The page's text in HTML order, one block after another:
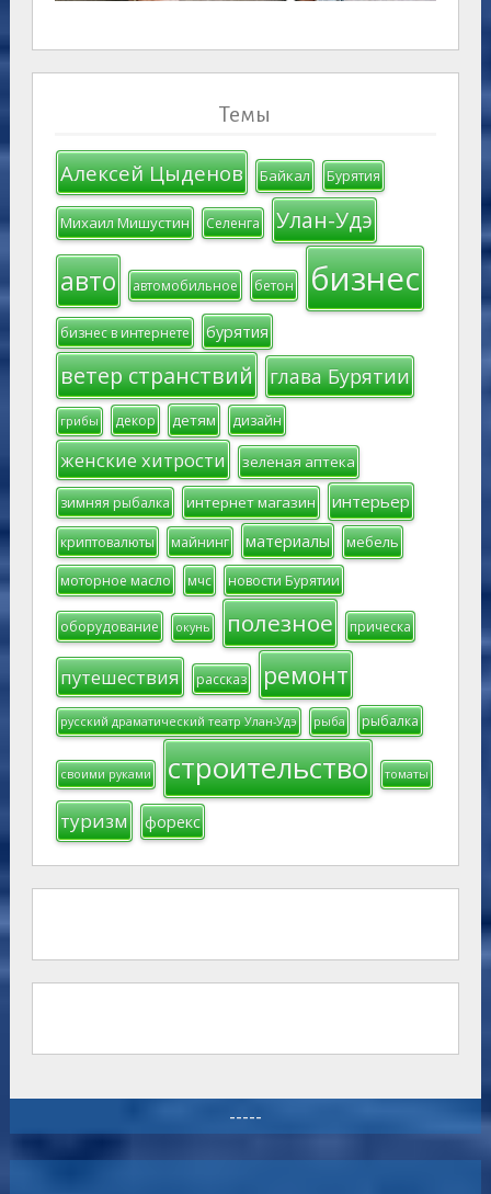
Темы
Алексей Цыденов Байкал Бурятия
Михаил Мишустин Селенга Улан-Удэ
авто автомобильное бетон бизнес
бизнес в интернете бурятия
ветер странствий глава Бурятии
грибы декор детям дизайн
женские хитрости зеленая аптека
зимняя рыбалка интернет магазин интерьер
криптовалюты майнинг материалы мебель
моторное масло мчс новости Бурятии
оборудование окунь полезное прическа
путешествия рассказ ремонт
русский драматический театр Улан-Удэ рыба рыбалка
своими руками строительство томаты
туризм форекс
-----